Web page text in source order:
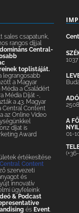
sales csapatunk,
rangos díjjal
Central-
toplistáját.
legrangosabb
a Magyar
a Családért
Média Díját -,
a 43. Magyar
Central Content
az Online Video
díjat is
Award
értékesítése
Central Content
szervezeti
és
innovatív
ügyfeleink
& Podcast
és Event.
A
01-